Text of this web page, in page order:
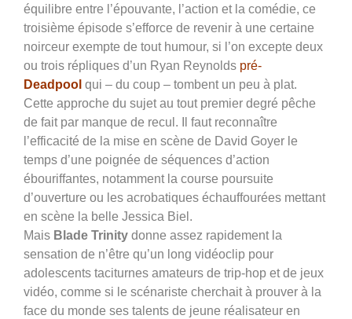
équilibre entre l’épouvante, l’action et la comédie, ce
troisième épisode s’efforce de revenir à une certaine
noirceur exempte de tout humour, si l’on excepte deux
ou trois répliques d’un Ryan Reynolds pré-
Deadpool qui – du coup – tombent un peu à plat.
Cette approche du sujet au tout premier degré pêche
de fait par manque de recul. Il faut reconnaître
l’efficacité de la mise en scène de David Goyer le
temps d’une poignée de séquences d’action
ébouriffantes, notamment la course poursuite
d’ouverture ou les acrobatiques échauffourées mettant
en scène la belle Jessica Biel.
Mais Blade Trinity donne assez rapidement la
sensation de n’être qu’un long vidéoclip pour
adolescents taciturnes amateurs de trip-hop et de jeux
vidéo, comme si le scénariste cherchait à prouver à la
face du monde ses talents de jeune réalisateur en